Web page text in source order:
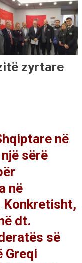
zyrtare
në
sërë
në
Konkretisht,
dt.
së
Greqi